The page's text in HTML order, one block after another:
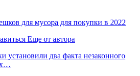
для мусора для покупки в 2022
Еще от автора
установили два факта незаконного